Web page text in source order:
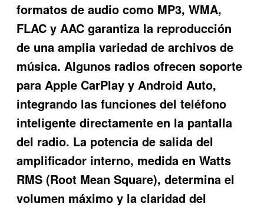
formatos de audio como MP3, WMA,
FLAC y AAC garantiza la reproducción
de una amplia variedad de archivos de
música. Algunos radios ofrecen soporte
para Apple CarPlay y Android Auto,
integrando las funciones del teléfono
inteligente directamente en la pantalla
del radio. La potencia de salida del
amplificador interno, medida en Watts
RMS (Root Mean Square), determina el
volumen máximo y la claridad del